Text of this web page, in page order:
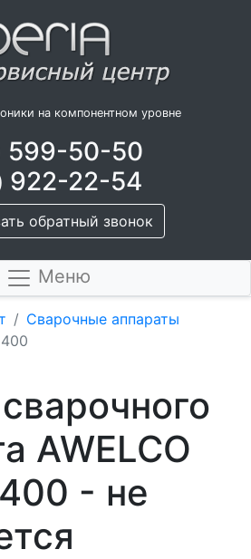
на компонентном уровне
599-50-50
922-22-54
обратный звонок
Меню
Сварочные аппараты
AWELCO
- не